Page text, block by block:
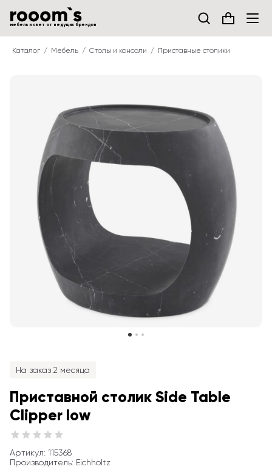
мебель и свет от ведущих брендов
Каталог Мебель Столы и консоли Приставные столики
На заказ 2 месяца
Приставной столик Side Table
Clipper low
Артикул: 115368
Производитель: Eichholtz